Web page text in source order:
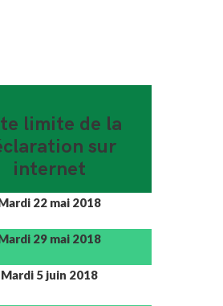
limite de la
sur
internet
22 mai 2018
29 mai 2018
Mardi 5 juin 2018